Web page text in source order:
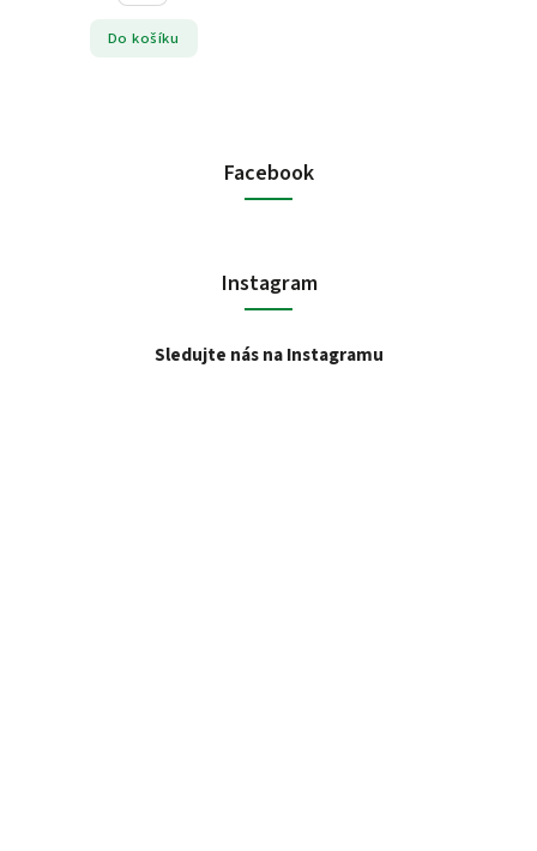
Do košíku
Facebook
Instagram
Sledujte nás na Instagramu